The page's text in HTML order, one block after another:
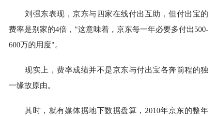
刘强东表现，京东与四家在线付出互助，但付出宝的
费率是别家的4倍，"这意味着，京东每一年必要多付出500-
600万的用度"。
现实上，费率成绩并不是京东与付出宝各奔前程的独
一缘故原由。
其时，就有媒体据地下数据盘算，2010年京东的整年